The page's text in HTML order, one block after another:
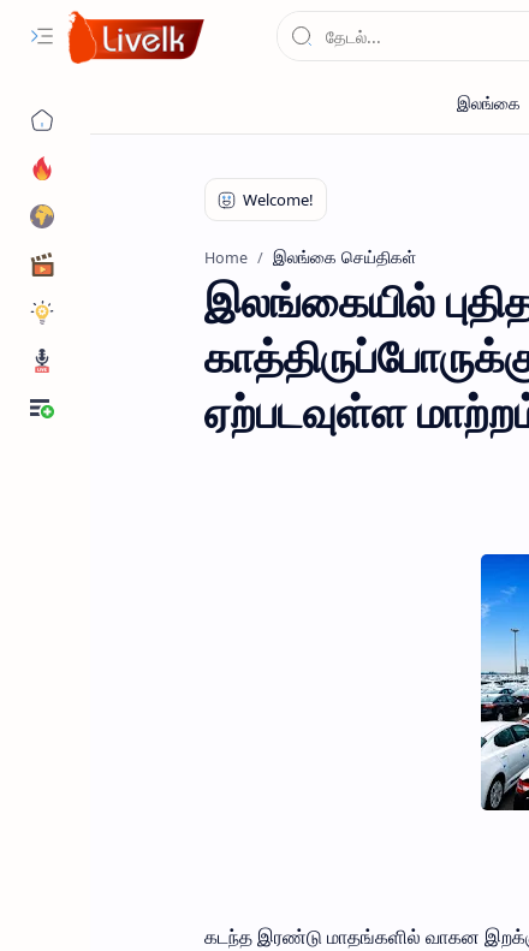
Home இலங்கை செய்திகள்
இலங்கையில்
ஏற்படவுள்ள
கடந்த இரண்டு மாதங்களில் வாகன